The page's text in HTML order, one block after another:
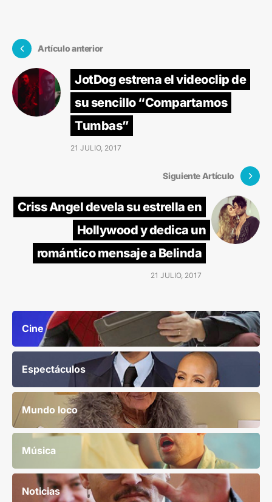
Artículo anterior
JotDog estrena el videoclip de
su sencillo “Compartamos
Tumbas”
21 JULIO, 2017
Siguiente Artículo
Criss Angel devela su estrella en
Hollywood y dedica un
romántico mensaje a Belinda
21 JULIO, 2017
Cine
Espectáculos
Mundo loco
Música
Noticias